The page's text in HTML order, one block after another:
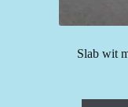
Slab wit